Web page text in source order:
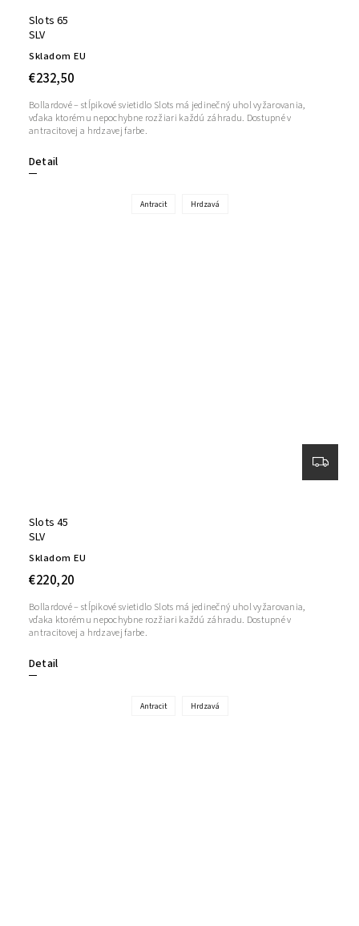
Slots 65
SLV
Skladom EU
€232,50
Detail
Bollardové – stĺpikové svietidlo Slots má jedinečný uhol vyžarovania,
vďaka ktorému nepochybne rozžiari každú záhradu. Dostupné v
antracitovej a hrdzavej farbe.
Antracit Hrdzavá
Slots 45
SLV
Skladom EU
€220,20
Detail
Bollardové – stĺpikové svietidlo Slots má jedinečný uhol vyžarovania,
vďaka ktorému nepochybne rozžiari každú záhradu. Dostupné v
antracitovej a hrdzavej farbe.
Antracit Hrdzavá